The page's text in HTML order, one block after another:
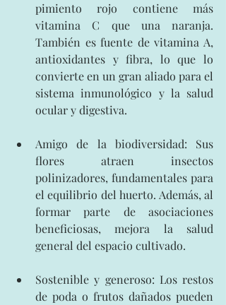
pimiento rojo contiene más
vitamina C que una naranja.
También es fuente de vitamina A,
antioxidantes y fibra, lo que lo
convierte en un gran aliado para el
sistema inmunológico y la salud
ocular y digestiva.
Amigo de la biodiversidad: Sus
flores atraen insectos
polinizadores, fundamentales para
el equilibrio del huerto. Además, al
formar parte de asociaciones
beneficiosas, mejora la salud
general del espacio cultivado.
Sostenible y generoso: Los restos
de poda o frutos dañados pueden